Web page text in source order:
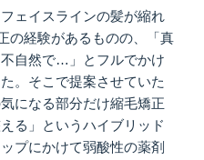
ェイスラインの髪が縮れ
の経験があるものの、「真
自然で…」とフルでかけ
。そこで提案させていた
になる部分だけ縮毛矯正
る」というハイブリッド
プにかけて弱酸性の薬剤